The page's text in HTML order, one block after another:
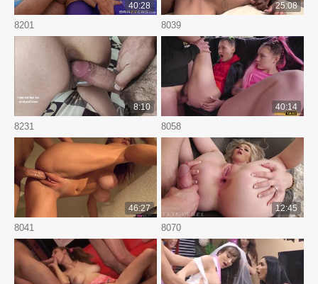
8201
40:28
8039
25:08
8231
8:10
8058
40:14
8041
46:27
8070
12:45